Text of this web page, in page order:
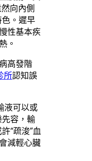
向內側
。遲早
性基本疾
。
高發階
所認知誤
液可以或
容，輸
“疏浚”血
減輕心臟